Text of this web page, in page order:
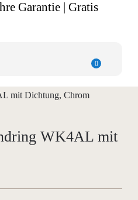
Garantie | Gratis
0
WK4AL mit